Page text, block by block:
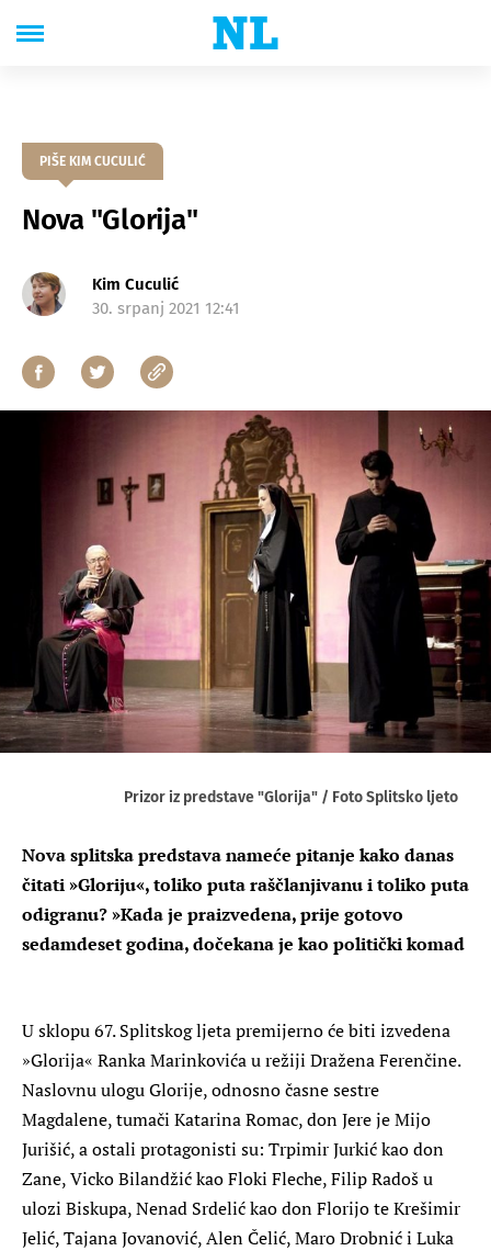
PIŠE KIM CUCULIĆ
Nova "Glorija"
Kim Cuculić
30. srpanj 2021 12:41
Prizor iz predstave "Glorija" / Foto Splitsko ljeto
Nova splitska predstava nameće pitanje kako danas
čitati »Gloriju«, toliko puta raščlanjivanu i toliko puta
odigranu? »Kada je praizvedena, prije gotovo
sedamdeset godina, dočekana je kao politički komad
U sklopu 67. Splitskog ljeta premijerno će biti izvedena
»Glorija« Ranka Marinkovića u režiji Dražena Ferenčine.
Naslovnu ulogu Glorije, odnosno časne sestre
Magdalene, tumači Katarina Romac, don Jere je Mijo
Jurišić, a ostali protagonisti su: Trpimir Jurkić kao don
Zane, Vicko Bilandžić kao Floki Fleche, Filip Radoš u
ulozi Biskupa, Nenad Srdelić kao don Florijo te Krešimir
Jelić, Tajana Jovanović, Alen Čelić, Maro Drobnić i Luka